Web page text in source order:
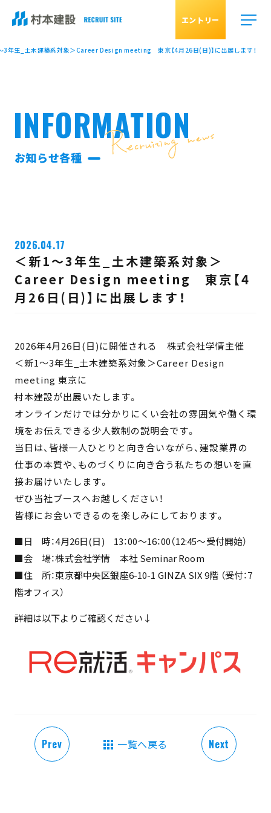
エントリー
3年生_土木建築系対象＞Career Design meeting 東京【4月26日(日)】に出展します！
INFORMATION
お知らせ各種
2026.04.17
＜新1～3年生_土木建築系対象＞
Career Design meeting 東京【4
月26日(日)】に出展します！
2026年4月26日(日)に開催される 株式会社学情主催
＜新1～3年生_土木建築系対象＞Career Design
meeting 東京に
村本建設が出展いたします。
オンラインだけでは分かりにくい会社の雰囲気や働く環
境をお伝えできる少人数制の説明会です。
当日は、皆様一人ひとりと向き合いながら、建設業界の
仕事の本質や、ものづくりに向き合う私たちの想いを直
接お届けいたします。
ぜひ当社ブースへお越しください！
皆様にお会いできるのを楽しみにしております。
■日 時：4月26日(日) 13：00～16：00（12:45～受付開始）
■会 場：株式会社学情 本社 Seminar Room
■住 所：東京都中央区銀座6-10-1 GINZA SIX 9階 （受付：7
階オフィス）
詳細は以下よりご確認ください↓
Prev 一覧へ戻る Next